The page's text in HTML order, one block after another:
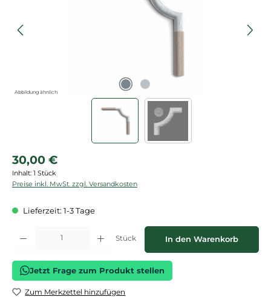
Abbildung ähnlich
Regulärer Preis:
30,00 €
Inhalt: 1 Stück
Preise inkl. MwSt. zzgl. Versandkosten
Lieferzeit: 1-3 Tage
Produkt Anzahl: Gib den gewünschten Wert ein oder benutze die
Stück In den Warenkorb
Jetzt Frage zum Produkt stellen
Zum Merkzettel hinzufügen